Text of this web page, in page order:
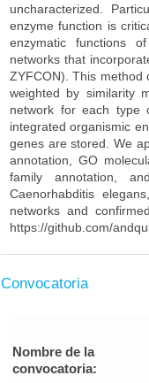
uncharacterized.
enzyme function is
enzymatic functions
networks that
ZYFCON). This method
weighted by similarity
network for each type
integrated organismic
genes are stored. We
annotation, GO
family annotation,
Caenorhabditis
networks and
https://github.com/
Convocatoria
Nombre de la
convocatoria: